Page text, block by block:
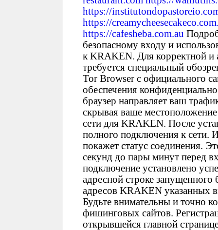
https://
https://
https://cafesheba.com.au
безопасному входу и
к KRAKEN. Для корректной
требуется специальный
Tor Browser с официального
обеспечения
браузер направляет ваш
скрывая ваше
сети для KRAKEN. После
полного подключения к сети.
покажет статус соединения.
секунд до пары минут перед
подключение установлено
адресной строке запущенного
адресов KRAKEN указанных
Будьте внимательны и точно
фишинговых сайтов.
открывшейся главной